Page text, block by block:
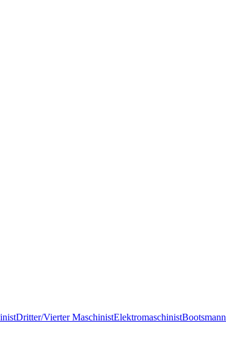
Dritter/Vierter MaschinistElektromaschinistBootsmann